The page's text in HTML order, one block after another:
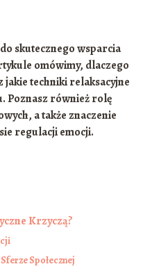
skutecznego wsparcia
omówimy, dlaczego
jakie techniki relaksacyjne
Poznasz również rolę
a także znaczenie
regulacji emocji.
Krzyczą?
Społecznej